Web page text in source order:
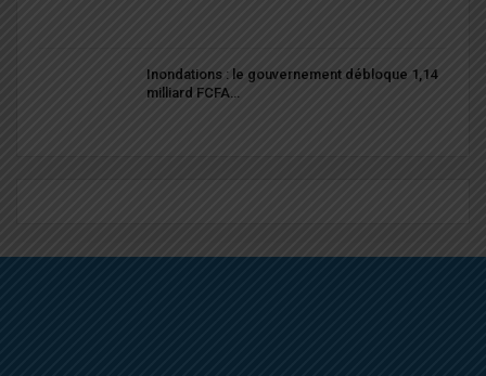
Inondations : le gouvernement débloque 1,14
milliard FCFA…